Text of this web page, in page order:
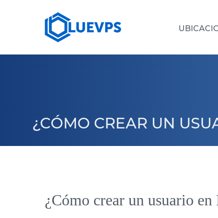
¿CÓMO CREAR UN
¿Cómo crear un usuario